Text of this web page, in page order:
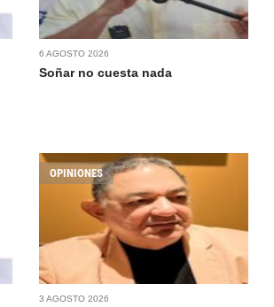
6 AGOSTO 2026
Soñar no cuesta nada
OPINIONES
3 AGOSTO 2026